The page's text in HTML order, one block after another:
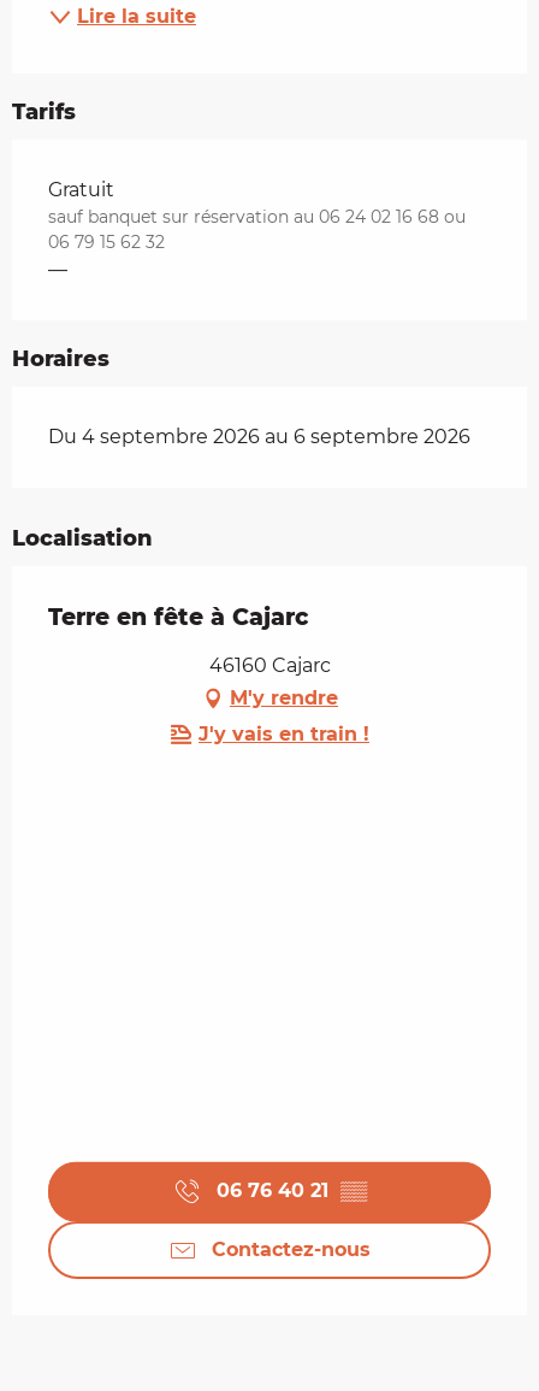
Lire la suite
Tarifs
Tarifs 2026
Gratuit
sauf banquet sur réservation au 06 24 02 16 68 ou
06 79 15 62 32
—
Horaires
Du 4 septembre 2026 au 6 septembre 2026
Localisation
Terre en fête à Cajarc
46160 Cajarc
M'y rendre
J'y vais en train !
06 76 40 21 ▒▒
Contactez-nous